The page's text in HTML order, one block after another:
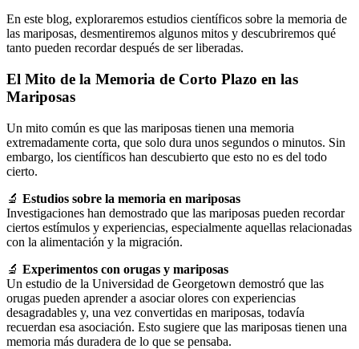
En este blog, exploraremos estudios científicos sobre la memoria de
las mariposas, desmentiremos algunos mitos y descubriremos qué
tanto pueden recordar después de ser liberadas.
El Mito de la Memoria de Corto Plazo en las
Mariposas
Un mito común es que las mariposas tienen una memoria
extremadamente corta, que solo dura unos segundos o minutos. Sin
embargo, los científicos han descubierto que esto no es del todo
cierto.
🔬 Estudios sobre la memoria en mariposas
Investigaciones han demostrado que las mariposas pueden recordar
ciertos estímulos y experiencias, especialmente aquellas relacionadas
con la alimentación y la migración.
🔬 Experimentos con orugas y mariposas
Un estudio de la Universidad de Georgetown demostró que las
orugas pueden aprender a asociar olores con experiencias
desagradables y, una vez convertidas en mariposas, todavía
recuerdan esa asociación. Esto sugiere que las mariposas tienen una
memoria más duradera de lo que se pensaba.